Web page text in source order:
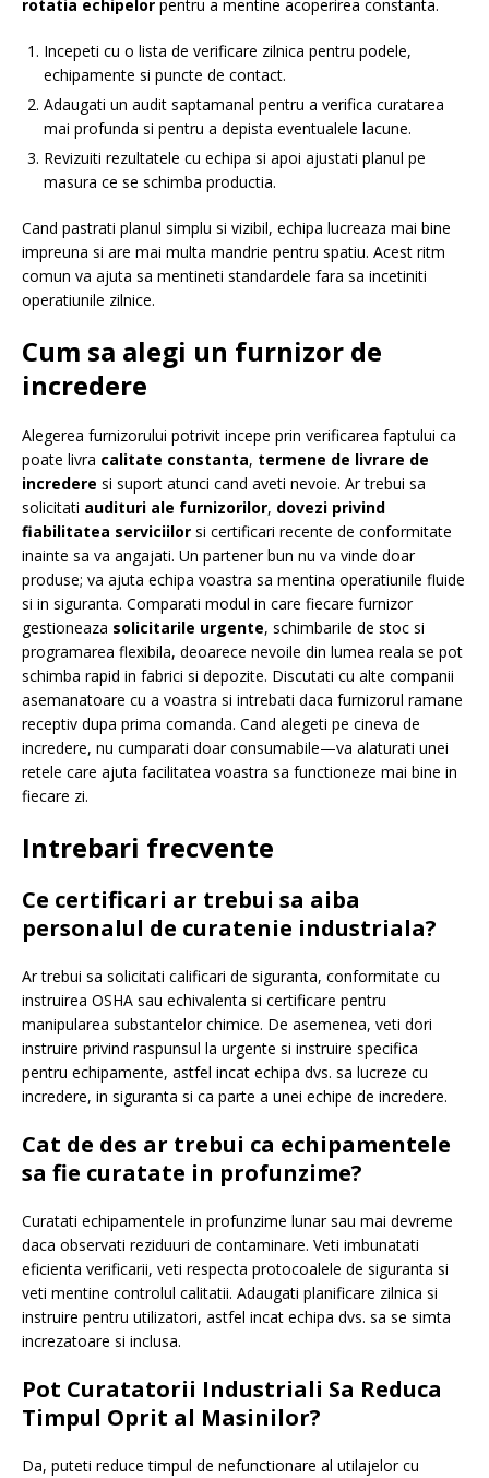
rotatia echipelor pentru a mentine acoperirea constanta.
Incepeti cu o lista de verificare zilnica pentru podele,
echipamente si puncte de contact.
Adaugati un audit saptamanal pentru a verifica curatarea
mai profunda si pentru a depista eventualele lacune.
Revizuiti rezultatele cu echipa si apoi ajustati planul pe
masura ce se schimba productia.
Cand pastrati planul simplu si vizibil, echipa lucreaza mai bine
impreuna si are mai multa mandrie pentru spatiu. Acest ritm
comun va ajuta sa mentineti standardele fara sa incetiniti
operatiunile zilnice.
Cum sa alegi un furnizor de
incredere
Alegerea furnizorului potrivit incepe prin verificarea faptului ca
poate livra calitate constanta, termene de livrare de
incredere si suport atunci cand aveti nevoie. Ar trebui sa
solicitati audituri ale furnizorilor, dovezi privind
fiabilitatea serviciilor si certificari recente de conformitate
inainte sa va angajati. Un partener bun nu va vinde doar
produse; va ajuta echipa voastra sa mentina operatiunile fluide
si in siguranta. Comparati modul in care fiecare furnizor
gestioneaza solicitarile urgente, schimbarile de stoc si
programarea flexibila, deoarece nevoile din lumea reala se pot
schimba rapid in fabrici si depozite. Discutati cu alte companii
asemanatoare cu a voastra si intrebati daca furnizorul ramane
receptiv dupa prima comanda. Cand alegeti pe cineva de
incredere, nu cumparati doar consumabile—va alaturati unei
retele care ajuta facilitatea voastra sa functioneze mai bine in
fiecare zi.
Intrebari frecvente
Ce certificari ar trebui sa aiba
personalul de curatenie industriala?
Ar trebui sa solicitati calificari de siguranta, conformitate cu
instruirea OSHA sau echivalenta si certificare pentru
manipularea substantelor chimice. De asemenea, veti dori
instruire privind raspunsul la urgente si instruire specifica
pentru echipamente, astfel incat echipa dvs. sa lucreze cu
incredere, in siguranta si ca parte a unei echipe de incredere.
Cat de des ar trebui ca echipamentele
sa fie curatate in profunzime?
Curatati echipamentele in profunzime lunar sau mai devreme
daca observati reziduuri de contaminare. Veti imbunatati
eficienta verificarii, veti respecta protocoalele de siguranta si
veti mentine controlul calitatii. Adaugati planificare zilnica si
instruire pentru utilizatori, astfel incat echipa dvs. sa se simta
increzatoare si inclusa.
Pot Curatatorii Industriali Sa Reduca
Timpul Oprit al Masinilor?
Da, puteti reduce timpul de nefunctionare al utilajelor cu